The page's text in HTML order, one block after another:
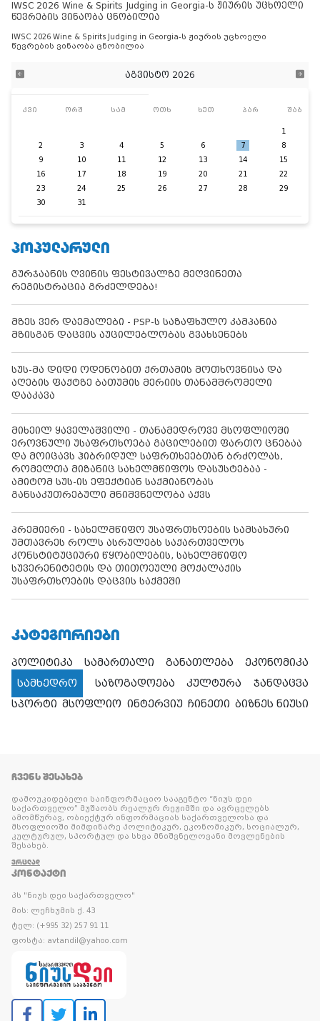
IWSC 2026 Wine & Spirits Judging in Georgia-ს ჟიურის უცხოელი
წევრების ვინაობა ცნობილია
IWSC 2026 Wine & Spirits Judging in Georgia-ს ჟიურის უცხოელი
წევრების ვინაობა ცნობილია
აგვისტო 2026
კვი ორშ სამ ოთხ ხუთ პარ შაბ
1
2
3 4 5 6 7
8
9
10 11 12 13 14
15
16
17 18 19 20 21
22
23
24 25 26 27 28
29
30
31
ᲞᲝᲞᲣᲚᲐᲠᲣᲚᲘ
გურჯაანის ღვინის ფესტივალზე მეღვინეთა
რეგისტრაცია გრძელდება!
მზეს ვერ დაემალები - PSP-ს საზაფხულო კამპანია
მზისგან დაცვის აუცილებლობას გვახსენებს
სუს-მა დიდი ოდენობით ქრთამის მოთხოვნისა და
აღების ფაქტზე ბათუმის მერიის თანამშრომელი
დააკავა
მიხეილ ყაველაშვილი - თანამედროვე მსოფლიოში
ეროვნული უსაფრთხოება გაცილებით ფართო ცნებაა
და მოიცავს ჰიბრიდულ საფრთხეებთან ბრძოლას,
რომელთა მიზანიც სახელმწიფოს დასუსტებაა -
ამიტომ სუს-ის ეფექტიან საქმიანობას
განსაკუთრებული მნიშვნელობა აქვს
პრემიერი - სახელმწიფო უსაფრთხოების სამსახური
უმთავრეს როლს ასრულებს საქართველოს
კონსტიტუციური წყობილების, სახელმწიფო
სუვერენიტეტის და თითოეული მოქალაქის
უსაფრთხოების დაცვის საქმეში
ᲙᲐᲢᲔᲒᲝᲠᲘᲔᲑᲘ
პოლიტიკა სამართალი განათლება
ეკონომიკა
სამხედრო
საზოგადოება კულტურა
ჯანდაცვა
სპორტი მსოფლიო ინტერვიუ ჩინეთი ბიზნეს ნიუსი
ᲩᲕᲔᲜᲡ ᲨᲔᲡᲐᲮᲔᲑ
დამოუკიდებელი საინფორმაციო სააგენტო “ნიუს დეი
საქართველო” მუშაობს რეალურ რეჟიმში და ავრცელებს
ამომწურავ, ობიექტურ ინფორმაციას საქართველოსა და
მსოფლიოში მიმდინარე პოლიტიკურ, ეკონომიკურ, სოციალურ,
კულტურულ, სპორტულ და სხვა მნიშვნელოვანი მოვლენების
შესახებ.
ᲕᲠᲪᲚᲐᲓ
ᲙᲝᲜᲢᲐᲥᲢᲘ
პს "ნიუს დეი საქართველო"
მის: ლეჩხუმის ქ. 43
ტელ: (+995 32) 257 91 11
ფოსტა: avtandil@yahoo.com